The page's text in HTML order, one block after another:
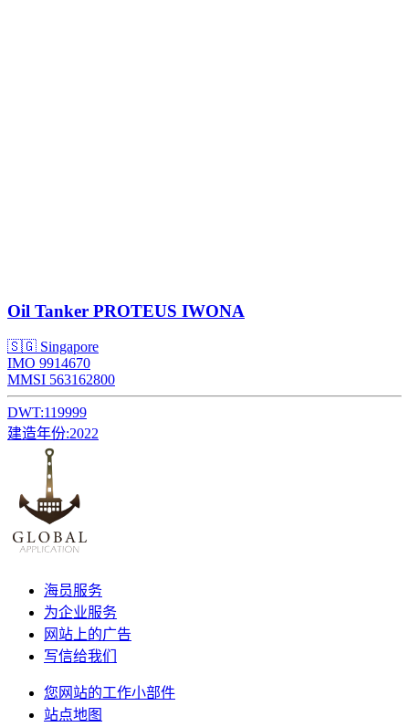
Oil Tanker PROTEUS IWONA
🇸🇬 Singapore
IMO 9914670
MMSI 563162800
DWT:119999
建造年份:2022
海员服务
为企业服务
网站上的广告
写信给我们
您网站的工作小部件
站点地图